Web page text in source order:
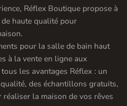
Réflex Boutique propose à
haute qualité pour
pour la salle de bain haut
à la vente en ligne aux
les avantages Réflex : un
des échantillons gratuits,
la maison de vos rêves